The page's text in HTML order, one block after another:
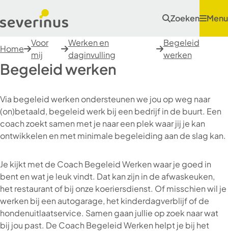
Zoeken Menu
Home
Voor
mij
Werken en
daginvulling
Begeleid
werken
Begeleid werken
Via begeleid werken ondersteunen we jou op weg naar
(on)betaald, begeleid werk bij een bedrijf in de buurt. Een
coach zoekt samen met je naar een plek waar jij je kan
ontwikkelen en met minimale begeleiding aan de slag kan.
Je kijkt met de Coach Begeleid Werken waar je goed in
bent en wat je leuk vindt. Dat kan zijn in de afwaskeuken,
het restaurant of bij onze koeriersdienst. Of misschien wil je
werken bij een autogarage, het kinderdagverblijf of de
hondenuitlaatservice. Samen gaan jullie op zoek naar wat
bij jou past. De Coach Begeleid Werken helpt je bij het